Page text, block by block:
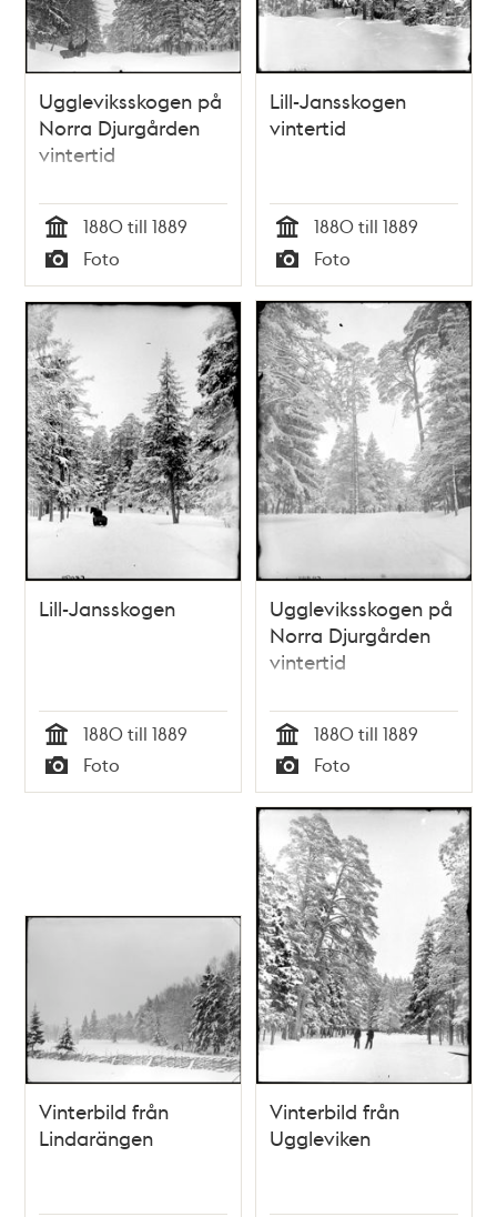
Uggleviksskogen på
Norra Djurgården
vintertid
Tid
1880 till 1889
Typ
Foto
Lill-Jansskogen
vintertid
Tid
1880 till 1889
Typ
Foto
Lill-Jansskogen
Tid
1880 till 1889
Typ
Foto
Uggleviksskogen på
Norra Djurgården
vintertid
Tid
1880 till 1889
Typ
Foto
Vinterbild från
Lindarängen
Vinterbild från
Uggleviken